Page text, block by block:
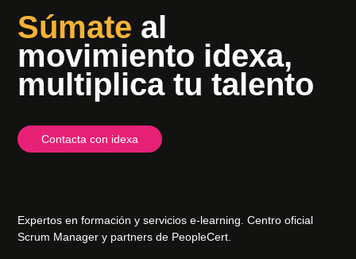
Súmate al
movimiento idexa,
multiplica tu talento
Contacta con idexa
Expertos en formación y servicios e-learning. Centro oficial
Scrum Manager y partners de PeopleCert.